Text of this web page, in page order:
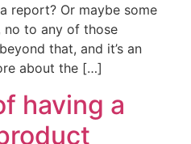
report? Or maybe some
no to any of those
that, and it’s an
about the […]
having a